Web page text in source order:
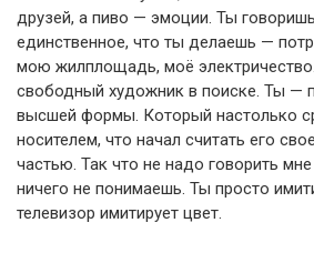
друзей, а пиво — эмоции. Ты
единственное, что ты делаешь —
мою жилплощадь, моё
свободный художник в поиске. Ты —
высшей формы. Который настолько
носителем, что начал считать его
частью. Так что не надо говорить
ничего не понимаешь. Ты просто
телевизор имитирует цвет.